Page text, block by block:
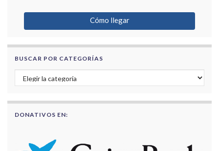
Cómo llegar
BUSCAR POR CATEGORÍAS
Buscar por categorías
DONATIVOS EN: